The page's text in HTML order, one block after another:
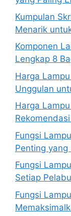
Kumpulan
Menarik
Komponen
Lengkap 8
Harga
Unggulan
Harga
Fungsi
Penting yang
Fungsi
Setiap
Fungsi